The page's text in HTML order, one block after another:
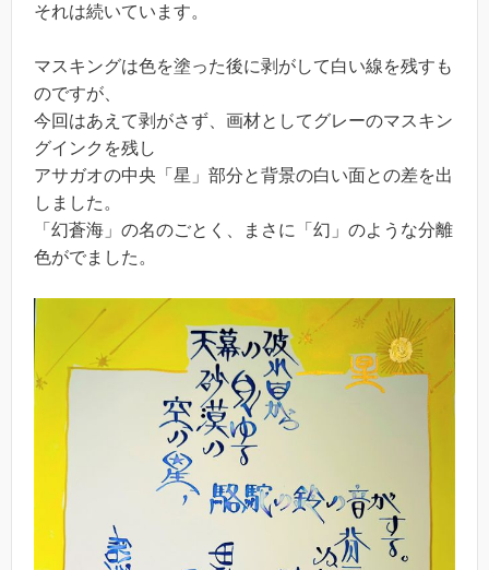
それは続いています。
マスキングは色を塗った後に剥がして白い線を残すも
のですが、
今回はあえて剥がさず、画材としてグレーのマスキン
グインクを残し
アサガオの中央「星」部分と背景の白い面との差を出
しました。
「幻蒼海」の名のごとく、まさに「幻」のような分離
色がでました。